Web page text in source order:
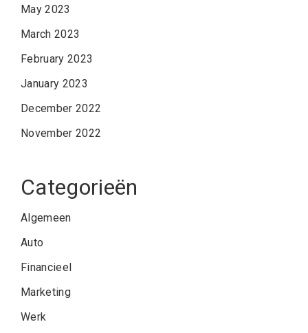
May 2023
March 2023
February 2023
January 2023
December 2022
November 2022
Categorieën
Algemeen
Auto
Financieel
Marketing
Werk